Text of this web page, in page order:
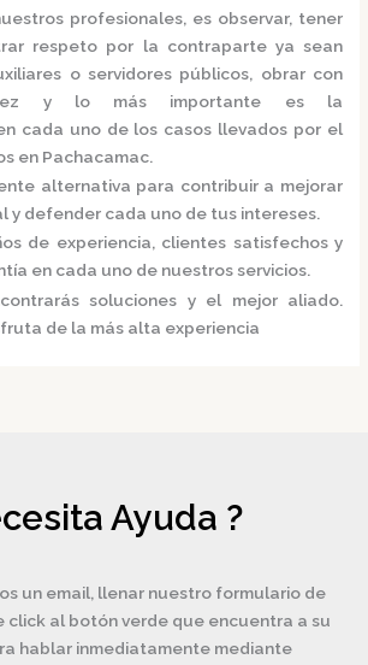
profesionales, es observar, tener
respeto por la contraparte ya sean
o servidores públicos, obrar con
y lo más importante es la
cada uno de los casos llevados por el
en Pachacamac.
alternativa para contribuir a mejorar
y defender cada uno de tus intereses.
de experiencia, clientes satisfechos y
en cada uno de nuestros servicios.
soluciones y el mejor aliado.
de la más alta experiencia
Ayuda ?
un email, llenar nuestro formulario de
click al botón verde que encuentra a su
hablar inmediatamente mediante